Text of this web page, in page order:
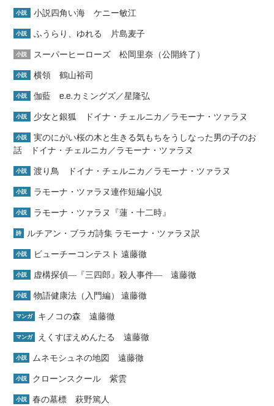
小説 小説四角い海 ケニー敏江
小説 ふうらり、ゆれる 片島麦子
小説 スーパーヒーローズ 松岡里奈（公開終了）
小説 横領 鶴山裕司
小説 伽藍 e.e.カミングズ／星隆弘
小説 少女と銀狐 ドイナ・チェルニカ／ラモーナ・ツァラヌ
小説
実のにがい桜の木と生きる気もちをうしなった男の子のお
話 ドイナ・チェルニカ／ラモーナ・ツァラヌ
小説 渡り鳥 ドイナ・チェルニカ／ラモーナ・ツァラヌ
小説 ラモーナ・ツァラヌ連作短編小説
小説 ラモーナ・ツァラヌ『蓮・十二時』
詩 ルチアン・ブラガ詩集 ラモーナ・ツァラヌ訳
小説 ビューチーコンテスト 遠藤徹
小説 虚構探偵―『三四郎』殺人事件― 遠藤徹
小説 物語健康法（入門編） 遠藤徹
マンガ キノコの森 遠藤徹
マンガ えくすぽえめんたる 遠藤徹
小説 ムネモシュネの地図 遠藤徹
小説 クローンスクール 紫雲
小説 春の墓標 萩野篤人